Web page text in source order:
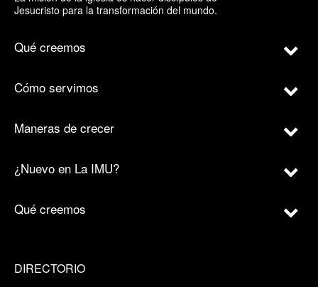
Jesucristo para la transformación del mundo.
Qué creemos
Cómo servimos
Maneras de crecer
¿Nuevo en La IMU?
Qué creemos
DIRECTORIO